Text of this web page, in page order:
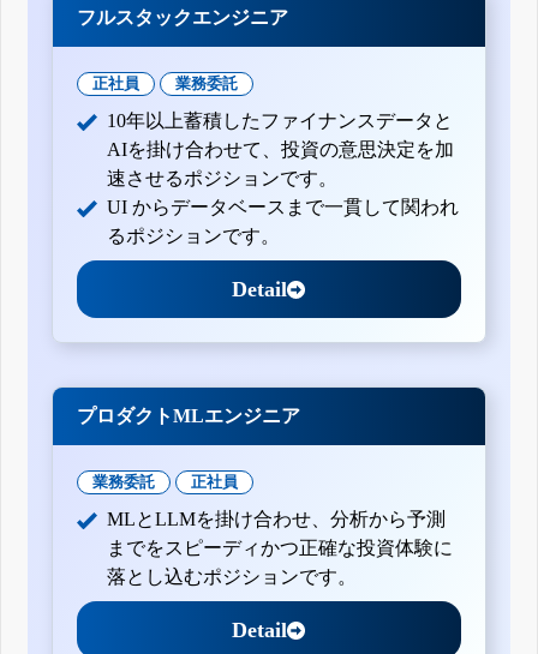
フルスタックエンジニア
正社員 業務委託
10年以上蓄積したファイナンスデータと
AIを掛け合わせて、投資の意思決定を加
速させるポジションです。
UI からデータベースまで一貫して関われ
るポジションです。
Detail
プロダクトMLエンジニア
業務委託 正社員
MLとLLMを掛け合わせ、分析から予測
までをスピーディかつ正確な投資体験に
落とし込むポジションです。
Detail